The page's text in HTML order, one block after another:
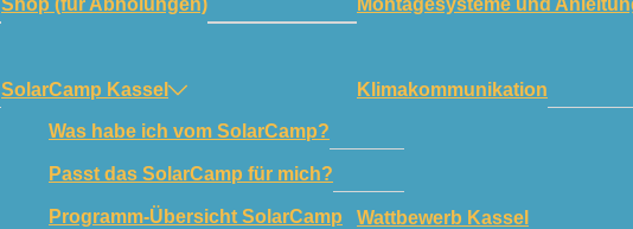
Shop (für Abholungen) Montagesysteme und
SolarCamp Kassel
Was habe ich vom SolarCamp?
Passt das SolarCamp für mich?
Programm-Übersicht SolarCamp
Klimakommunikation
Wattbewerb Kassel